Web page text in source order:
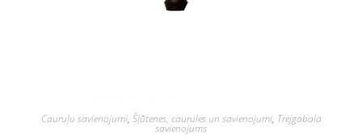
Cauruļu savienojumi, Šļūtenes, caurules un savienojumi, Trejgabala
savienojums